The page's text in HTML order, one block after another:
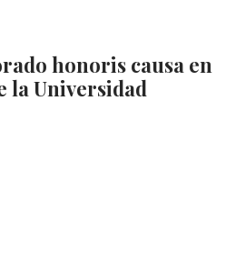
honoris causa en
la Universidad